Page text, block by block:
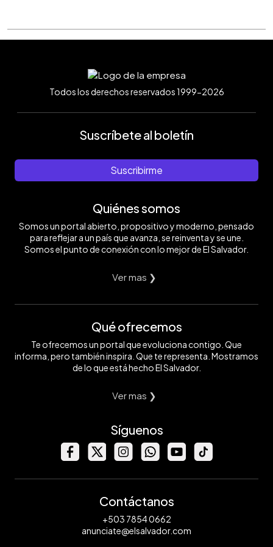
Todos los derechos reservados 1999-2026
Suscríbete al boletín
Suscribirme
Quiénes somos
Somos un portal abierto, propositivo y moderno, pensado
para reflejar a un país que avanza, se reinventa y se une.
Somos el punto de conexión con lo mejor de El Salvador.
Ver mas ❯
Qué ofrecemos
Te ofrecemos un portal que evoluciona contigo. Que
informa, pero también inspira. Que te representa. Mostramos
de lo que está hecho El Salvador.
Ver mas ❯
Síguenos
Contáctanos
+503 7854 0662
anunciate@elsalvador.com